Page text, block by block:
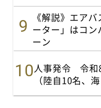
《解説》エア
ーター」はコン
ーン
人事発令 令和
（陸自10名、